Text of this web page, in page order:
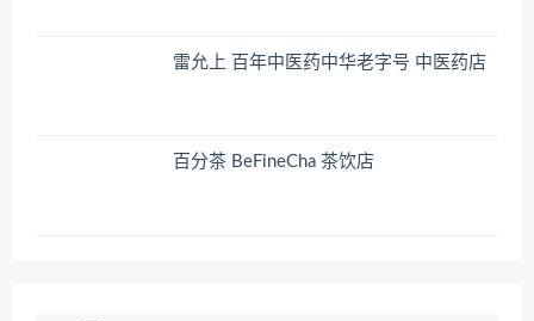
雷允上 百年中医药中华老字号 中医药店
百分茶 BeFineCha 茶饮店